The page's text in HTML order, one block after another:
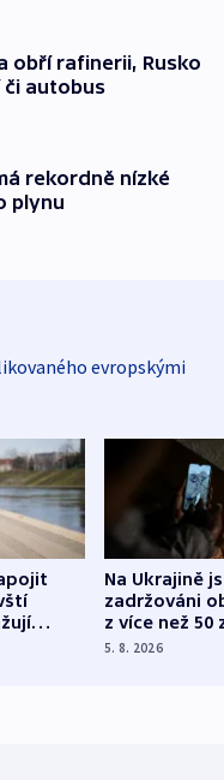
obří rafinerii, Rusko
či autobus
rekordně nízké
plynu
evropskými
Na Ukrajině
zadržováni
z více než 50
Bojovali na
5. 8. 2026